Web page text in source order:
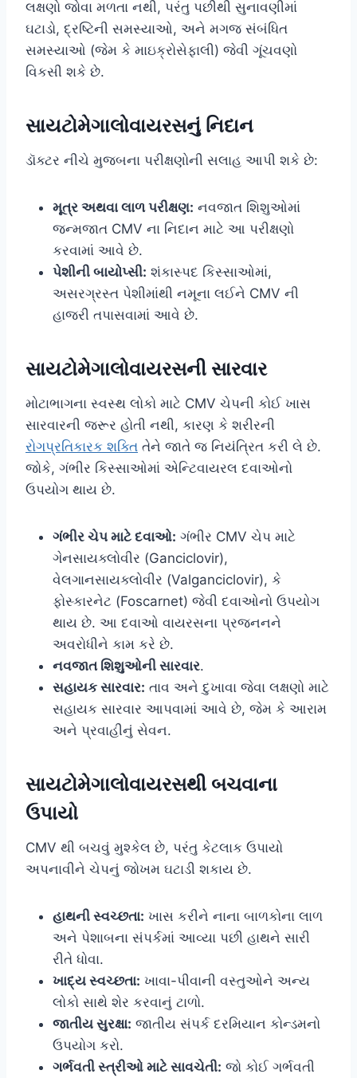
લક્ષણો જોવા મળતા નથી, પરંતુ પછીથી સુનાવણીમાં
ઘટાડો, દ્રષ્ટિની સમસ્યાઓ, અને મગજ સંબંધિત
સમસ્યાઓ (જેમ કે માઇક્રોસેફાલી) જેવી ગૂંચવણો
વિકસી શકે છે.
સાયટોમેગાલોવાયરસનું નિદાન
ડૉક્ટર નીચે મુજબના પરીક્ષણોની સલાહ આપી શકે છે:
મૂત્ર અથવા લાળ પરીક્ષણ: નવજાત શિશુઓમાં
જન્મજાત CMV ના નિદાન માટે આ પરીક્ષણો
કરવામાં આવે છે.
પેશીની બાયોપ્સી: શંકાસ્પદ કિસ્સાઓમાં,
અસરગ્રસ્ત પેશીમાંથી નમૂના લઈને CMV ની
હાજરી તપાસવામાં આવે છે.
સાયટોમેગાલોવાયરસની સારવાર
મોટાભાગના સ્વસ્થ લોકો માટે CMV ચેપની કોઈ ખાસ
સારવારની જરૂર હોતી નથી, કારણ કે શરીરની
રોગપ્રતિકારક શક્તિ તેને જાતે જ નિયંત્રિત કરી લે છે.
જોકે, ગંભીર કિસ્સાઓમાં એન્ટિવાયરલ દવાઓનો
ઉપયોગ થાય છે.
ગંભીર ચેપ માટે દવાઓ: ગંભીર CMV ચેપ માટે
ગેનસાયક્લોવીર (Ganciclovir),
વેલગાનસાયક્લોવીર (Valganciclovir), કે
ફોસ્કારનેટ (Foscarnet) જેવી દવાઓનો ઉપયોગ
થાય છે. આ દવાઓ વાયરસના પ્રજનનને
અવરોધીને કામ કરે છે.
નવજાત શિશુઓની સારવાર.
સહાયક સારવાર: તાવ અને દુખાવા જેવા લક્ષણો માટે
સહાયક સારવાર આપવામાં આવે છે, જેમ કે આરામ
અને પ્રવાહીનું સેવન.
સાયટોમેગાલોવાયરસથી બચવાના
ઉપાયો
CMV થી બચવું મુશ્કેલ છે, પરંતુ કેટલાક ઉપાયો
અપનાવીને ચેપનું જોખમ ઘટાડી શકાય છે.
હાથની સ્વચ્છતા: ખાસ કરીને નાના બાળકોના લાળ
અને પેશાબના સંપર્કમાં આવ્યા પછી હાથને સારી
રીતે ધોવા.
ખાદ્ય સ્વચ્છતા: ખાવા-પીવાની વસ્તુઓને અન્ય
લોકો સાથે શેર કરવાનું ટાળો.
જાતીય સુરક્ષા: જાતીય સંપર્ક દરમિયાન કોન્ડમનો
ઉપયોગ કરો.
ગર્ભવતી સ્ત્રીઓ માટે સાવચેતી: જો કોઈ ગર્ભવતી